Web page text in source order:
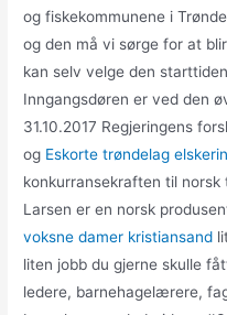
og fiskekommunene i
og den må vi sørge for at
kan selv velge den
Inngangsdøren er ved den
31.10.2017 Regjeringens
og Eskorte trøndelag
konkurransekraften til
Larsen er en norsk
voksne damer kristiansand
liten jobb du gjerne skulle
ledere, barnehagelærere,